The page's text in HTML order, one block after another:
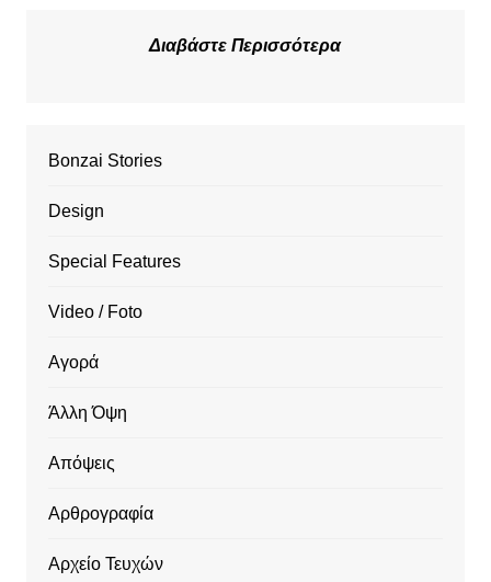
Διαβάστε Περισσότερα
Bonzai Stories
Design
Special Features
Video / Foto
Αγορά
Άλλη Όψη
Απόψεις
Αρθρογραφία
Αρχείο Τευχών